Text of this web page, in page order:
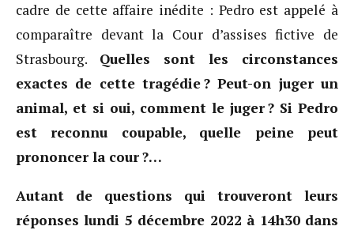
cadre de cette affaire inédite : Pedro est appelé à
comparaître devant la Cour d’assises fictive de
Strasbourg. Quelles sont les circonstances
exactes de cette tragédie ? Peut-on juger un
animal, et si oui, comment le juger ? Si Pedro
est reconnu coupable, quelle peine peut
prononcer la cour ?…
Autant de questions qui trouveront leurs
réponses lundi 5 décembre 2022 à 14h30 dans